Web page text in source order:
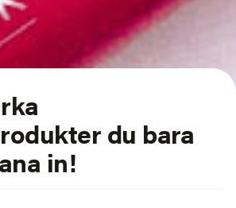
du bara
in!